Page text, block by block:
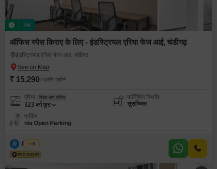
नया
ऑफिस स्पेस किराए के लिए - इंडस्ट्रियल एरिया फेज आई, चंडीगढ़
इंडस्ट्रियल एरिया फेज आई, चंडीगढ़
₹ 15,290 / प्रति महीने
एरिया बिल्ट-अप एरिया
323 वर्ग फुट
फर्निशिंग स्थिति
सुसज्जित
पार्किंग
n/a Open Parking
R Regus
5